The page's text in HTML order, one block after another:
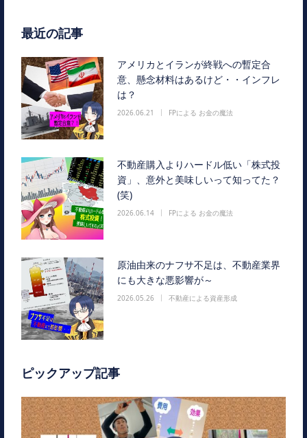
最近の記事
アメリカとイランが終戦への暫定合
意、懸念材料はあるけど・・インフレ
は？
2026.06.21 FPによる お金の魔法
不動産購入よりハードル低い「株式投
資」、意外と美味しいって知ってた？
(笑)
2026.06.14 FPによる お金の魔法
原油由来のナフサ不足は、不動産業界
にも大きな悪影響が～
2026.05.26 不動産による資産形成
ピックアップ記事